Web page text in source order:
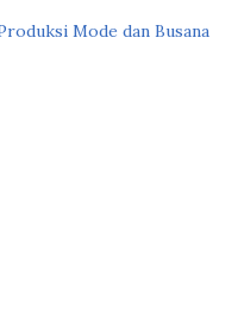
Mode dan Busana